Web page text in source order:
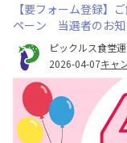
【要フォーム登録】
ペーン 当選者のお知
ピックルス食堂
2026-04-07キャ